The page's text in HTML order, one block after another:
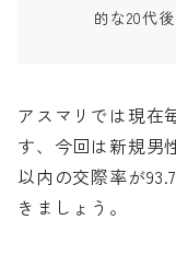
的な20代
アスマリでは現在
す、今回は新規男
以内の交際率が
きましょう。